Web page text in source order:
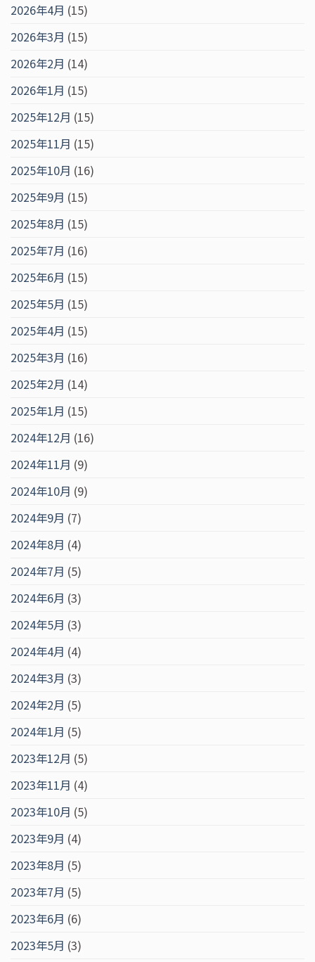
2026年4月 (15)
2026年3月 (15)
2026年2月 (14)
2026年1月 (15)
2025年12月 (15)
2025年11月 (15)
2025年10月 (16)
2025年9月 (15)
2025年8月 (15)
2025年7月 (16)
2025年6月 (15)
2025年5月 (15)
2025年4月 (15)
2025年3月 (16)
2025年2月 (14)
2025年1月 (15)
2024年12月 (16)
2024年11月 (9)
2024年10月 (9)
2024年9月 (7)
2024年8月 (4)
2024年7月 (5)
2024年6月 (3)
2024年5月 (3)
2024年4月 (4)
2024年3月 (3)
2024年2月 (5)
2024年1月 (5)
2023年12月 (5)
2023年11月 (4)
2023年10月 (5)
2023年9月 (4)
2023年8月 (5)
2023年7月 (5)
2023年6月 (6)
2023年5月 (3)